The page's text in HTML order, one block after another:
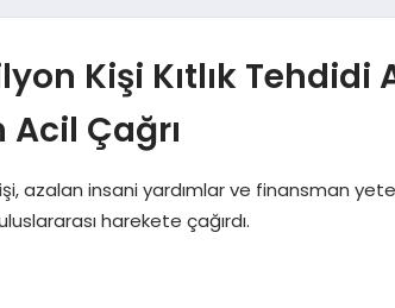
Kişi Kıtlık
Çağrı
azalan insani yardımlar ve finansman
harekete çağırdı.